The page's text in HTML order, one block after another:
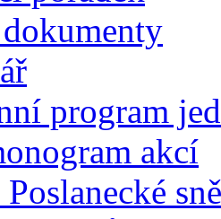
program
akcí
Poslanecké